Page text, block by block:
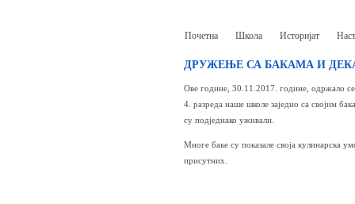
Почетна Школа Историјат
ДРУЖЕЊЕ СА БАКАМА И
Ове године, 30.11.2017. године, одржало
4. разреда наше школе заједно са својим
су подједнако уживали.
Многе баке су показале своја кулинарска
присутних.